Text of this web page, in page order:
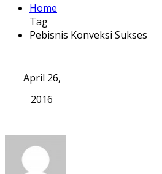
Home
Tag
Pebisnis Konveksi Sukses
April 26,
2016